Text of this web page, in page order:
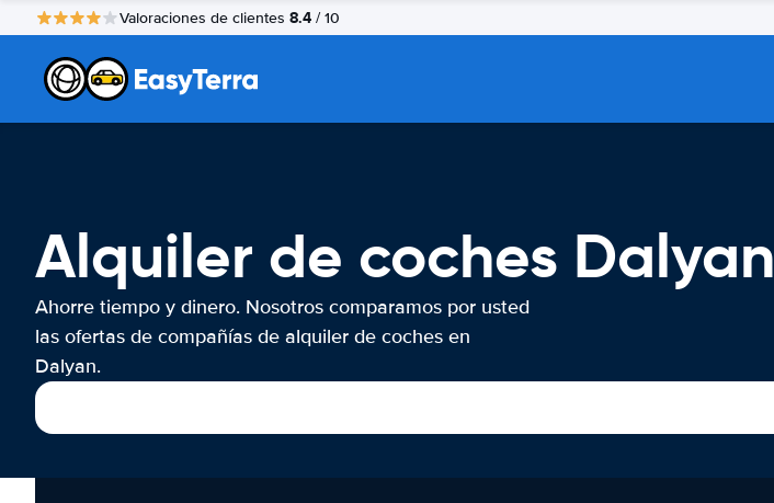
Valoraciones de clientes 8.4 / 10
Alquiler de coches Dalyan
Ahorre tiempo y dinero. Nosotros comparamos por usted
las ofertas de compañías de alquiler de coches en
Dalyan.